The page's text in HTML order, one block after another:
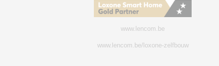
www.lencom.be
www.lencom.be/loxone-zelfbouw